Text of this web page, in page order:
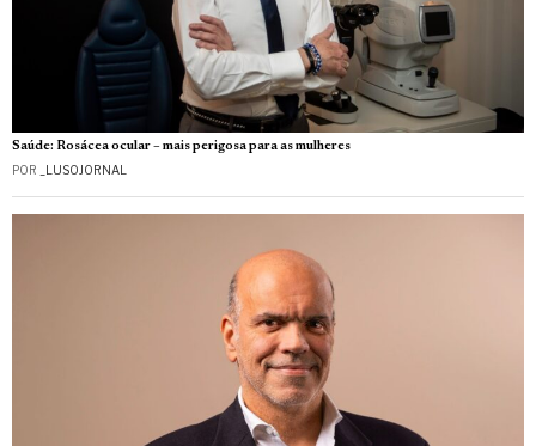
Saúde: Rosácea ocular – mais perigosa para as mulheres
POR _LUSOJORNAL